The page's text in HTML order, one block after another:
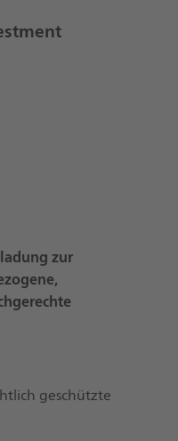
Browser Tab
zur
geschützte